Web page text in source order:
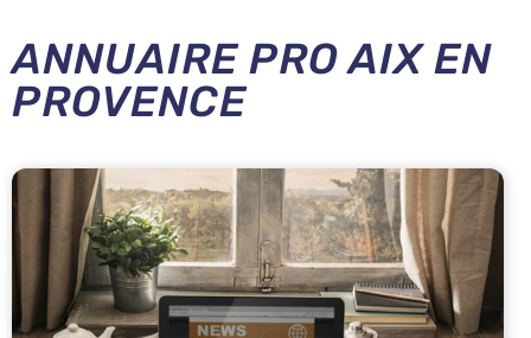
ANNUAIRE PRO AIX EN
PROVENCE